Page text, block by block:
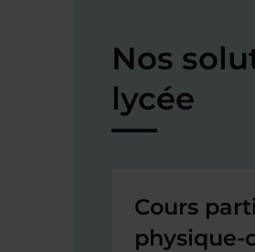
Nos
lycée
Cours
physique-